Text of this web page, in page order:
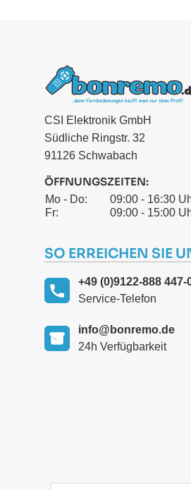
CSI Elektronik GmbH
Südliche Ringstr. 32
91126 Schwabach
ÖFFNUNGSZEITEN:
Mo - Do:
09:00 - 16:30
Fr:
09:00 - 15:00
SO ERREICHEN SIE
+49 (0)9122-888 447-
Service-Telefon
info@bonremo.de
24h Verfügbarkeit